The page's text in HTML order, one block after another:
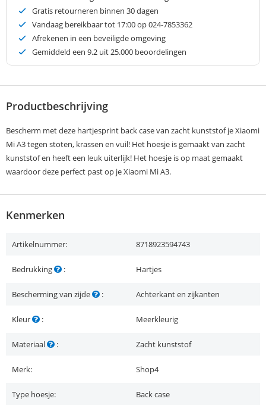
Gratis retourneren binnen 30 dagen
Vandaag bereikbaar tot 17:00 op 024-7853362
Afrekenen in een beveiligde omgeving
Gemiddeld een 9.2 uit 25.000 beoordelingen
Productbeschrijving
Bescherm met deze hartjesprint back case van zacht kunststof je Xiaomi
Mi A3 tegen stoten, krassen en vuil! Het hoesje is gemaakt van zacht
kunststof en heeft een leuk uiterlijk! Het hoesje is op maat gemaakt
waardoor deze perfect past op je Xiaomi Mi A3.
Kenmerken
Artikelnummer: 8718923594743
Bedrukking : Hartjes
Bescherming van zijde : Achterkant en zijkanten
Kleur : Meerkleurig
Materiaal : Zacht kunststof
Merk: Shop4
Type hoesje: Back case